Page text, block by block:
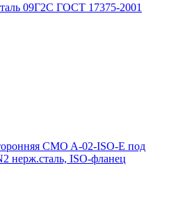
09Г2С ГОСТ 17375-2001
CMO A-02-ISO-E под
нерж.сталь, ISO-фланец